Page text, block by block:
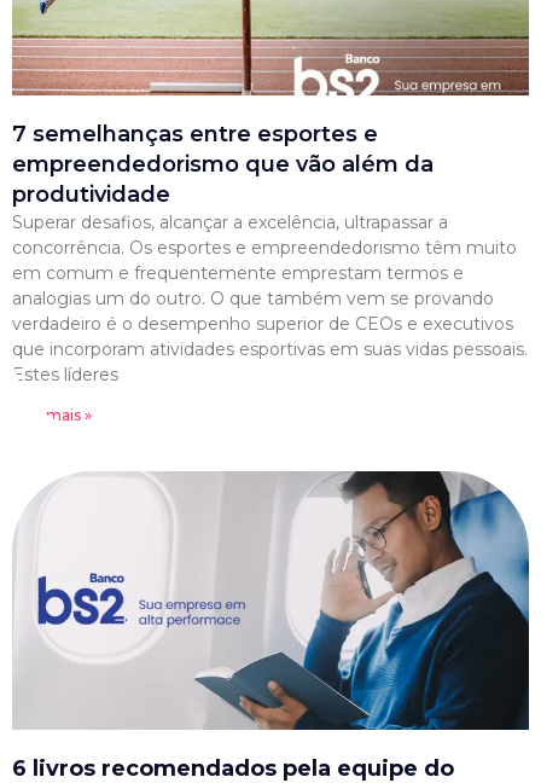
7 semelhanças entre esportes e
empreendedorismo que vão além da
produtividade
Superar desafios, alcançar a excelência, ultrapassar a
concorrência. Os esportes e empreendedorismo têm muito
em comum e frequentemente emprestam termos e
analogias um do outro. O que também vem se provando
verdadeiro é o desempenho superior de CEOs e executivos
que incorporam atividades esportivas em suas vidas pessoais.
Estes líderes
Leia mais »
6 livros recomendados pela equipe do